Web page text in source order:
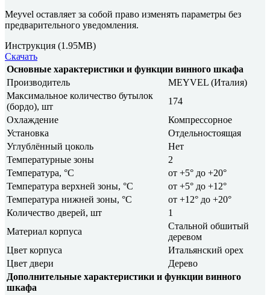
Meyvel оставляет за собой право изменять параметры без
предварительного уведомления.
Инструкция (1.95MB)
Скачать
Основные характеристики и функции винного шкафа
Производитель
MEYVEL (Италия)
Максимальное количество бутылок
(бордо), шт
174
Охлаждение
Компрессорное
Установка
Отдельностоящая
Углублённый цоколь
Нет
Температурные зоны
2
Температура, °C
от +5° до +20°
Температура верхней зоны, °C
от +5° до +12°
Температура нижней зоны, °C
от +12° до +20°
Количество дверей, шт
1
Материал корпуса
Стальной обшитый
деревом
Цвет корпуса
Итальянский орех
Цвет двери
Дерево
Дополнительные характеристики и функции винного
шкафа